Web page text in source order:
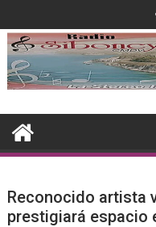
al
contenido
Reconocido artista
prestigiará espacio